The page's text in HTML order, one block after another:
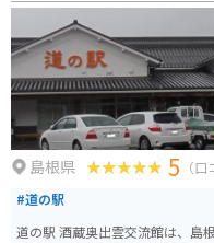
元野菜 * ワインディングロード 【周辺情報】 * 匹見峡 * 立久恵峡 * 鬼面渓谷
* わさびの里匹見峡
島根県 5 （
#道の駅
道の駅 酒蔵奥出雲交流館は、島